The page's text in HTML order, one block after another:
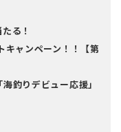
る！
キャンペーン！！【第
釣りデビュー応援」